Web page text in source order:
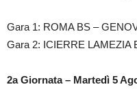
Gara 1: ROMA BS –
Gara 2: ICIERRE LAMEZIA
2a Giornata – Martedì 5